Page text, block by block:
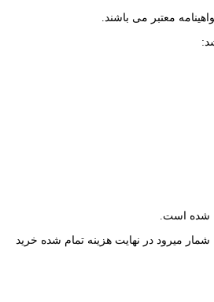
معتبر می باشند.
شده است.
میرود در نهایت هزینه تمام شده خرید